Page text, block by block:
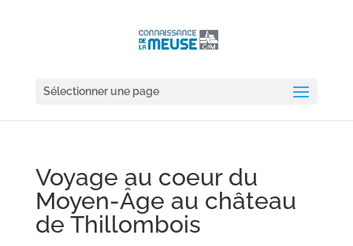
Sélectionner une page
Voyage au coeur du
Moyen-Âge au château
de Thillombois